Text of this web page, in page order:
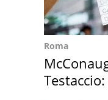
Roma